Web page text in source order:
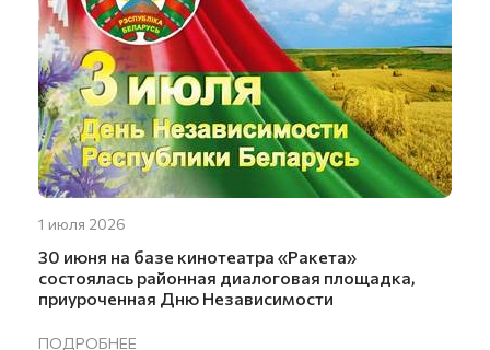
1 июля 2026
30 июня на базе кинотеатра «Ракета»
состоялась районная диалоговая площадка,
приуроченная Дню Независимости
ПОДРОБНЕЕ